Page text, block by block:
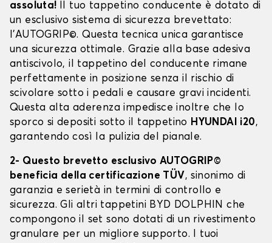
assoluta! Il tuo tappetino conducente è dotato di
un esclusivo sistema di sicurezza brevettato:
l’AUTOGRIP©. Questa tecnica unica garantisce
una sicurezza ottimale. Grazie alla base adesiva
antiscivolo, il tappetino del conducente rimane
perfettamente in posizione senza il rischio di
scivolare sotto i pedali e causare gravi incidenti.
Questa alta aderenza impedisce inoltre che lo
sporco si depositi sotto il tappetino HYUNDAI i20,
garantendo così la pulizia del pianale.
2- Questo brevetto esclusivo AUTOGRIP©
beneficia della certificazione TÜV, sinonimo di
garanzia e serietà in termini di controllo e
sicurezza. Gli altri tappetini BYD DOLPHIN che
compongono il set sono dotati di un rivestimento
granulare per un migliore supporto. I tuoi